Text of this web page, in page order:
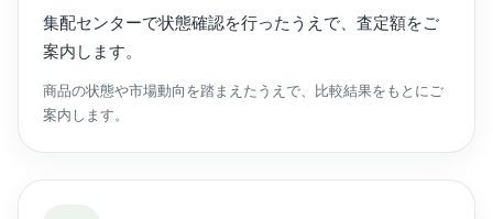
集配センターで状態確認を行ったうえで、査定額をご
案内します。
商品の状態や市場動向を踏まえたうえで、比較結果をもとにご
案内します。